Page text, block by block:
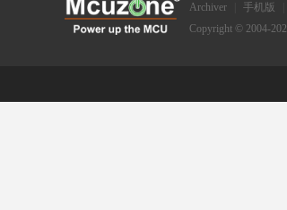
Archiver 手机版
Copyright © 2004-